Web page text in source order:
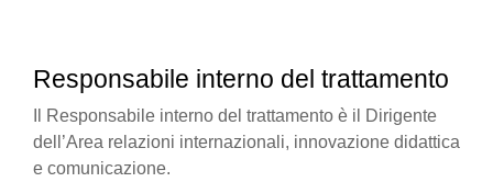
Responsabile interno del trattamento
Il Responsabile interno del trattamento è il Dirigente
dell’Area relazioni internazionali, innovazione didattica
e comunicazione.